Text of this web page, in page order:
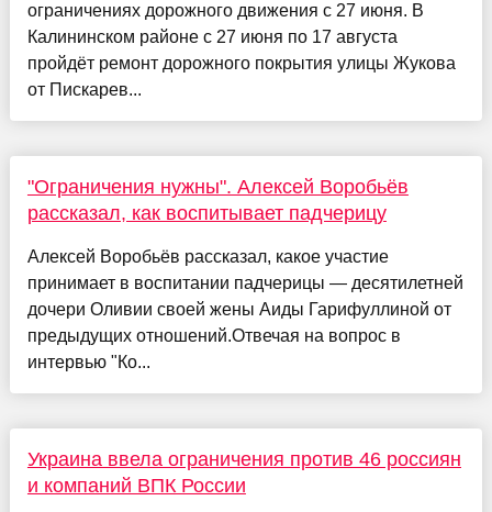
ограничениях дорожного движения с 27 июня. В
Калининском районе с 27 июня по 17 августа
пройдёт ремонт дорожного покрытия улицы Жукова
от Пискарев...
"Ограничения нужны". Алексей Воробьёв
рассказал, как воспитывает падчерицу
Алексей Воробьёв рассказал, какое участие
принимает в воспитании падчерицы — десятилетней
дочери Оливии своей жены Аиды Гарифуллиной от
предыдущих отношений.Отвечая на вопрос в
интервью "Ко...
Украина ввела ограничения против 46 россиян
и компаний ВПК России